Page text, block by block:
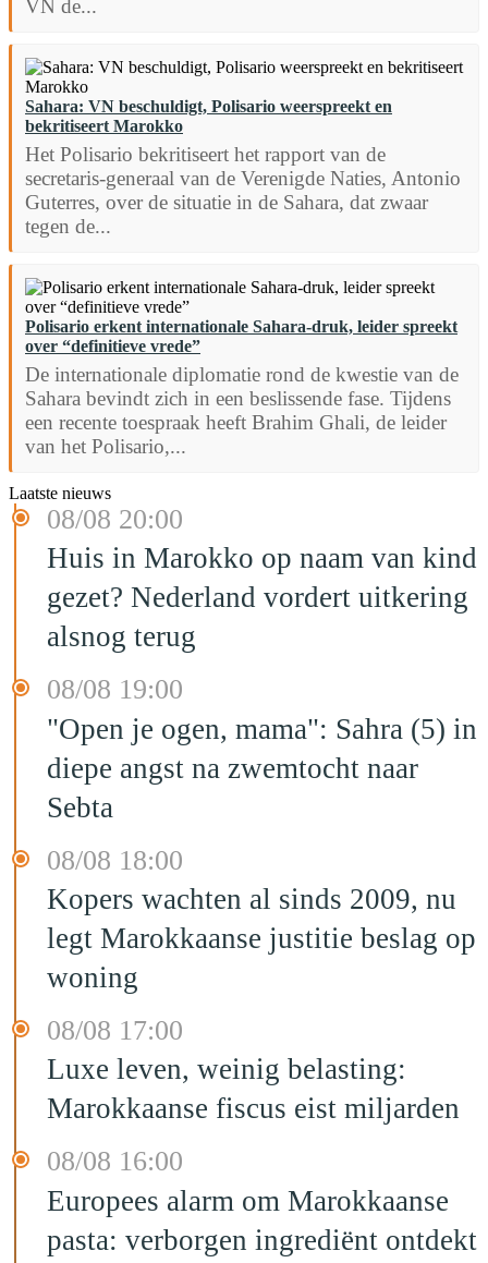
VN de...
Sahara: VN beschuldigt, Polisario weerspreekt en
bekritiseert Marokko
Het Polisario bekritiseert het rapport van de
secretaris-generaal van de Verenigde Naties, Antonio
Guterres, over de situatie in de Sahara, dat zwaar
tegen de...
Polisario erkent internationale Sahara-druk, leider spreekt
over “definitieve vrede”
De internationale diplomatie rond de kwestie van de
Sahara bevindt zich in een beslissende fase. Tijdens
een recente toespraak heeft Brahim Ghali, de leider
van het Polisario,...
Laatste nieuws
08/08 20:00
Huis in Marokko op naam van kind
gezet? Nederland vordert uitkering
alsnog terug
08/08 19:00
"Open je ogen, mama": Sahra (5) in
diepe angst na zwemtocht naar
Sebta
08/08 18:00
Kopers wachten al sinds 2009, nu
legt Marokkaanse justitie beslag op
woning
08/08 17:00
Luxe leven, weinig belasting:
Marokkaanse fiscus eist miljarden
08/08 16:00
Europees alarm om Marokkaanse
pasta: verborgen ingrediënt ontdekt